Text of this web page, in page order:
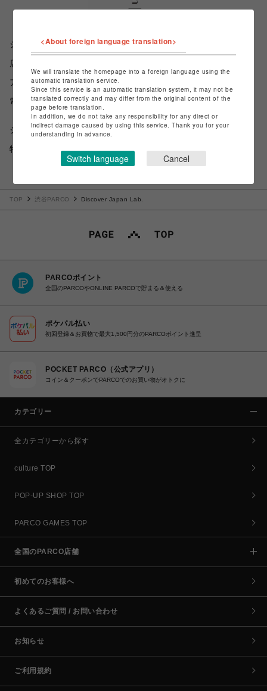
ショップ名
Discover Japan Lab.
店舗名
アクセス
東京都渋谷区宇田川町15-1_1F
電話番号
03-6455-2380
ショップお問い合わせは こちら
特定商取引法など法令に基づく表記はこちら
TOP 渋谷PARCO Discover Japan Lab.
PARCOポイント
全国のPARCOやONLINE PARCOで貯まる＆使える
ポケパル払い
初回登録＆お買物で最大1,500円分のPARCOポイント進呈
POCKET PARCO（公式アプリ）
コイン＆クーポンでPARCOでのお買い物がオトクに
カテゴリー
全カテゴリーから探す
culture TOP
POP-UP SHOP TOP
PARCO GAMES TOP
全国のPARCO店舗
初めてのお客様へ
よくあるご質問 / お問い合わせ
お知らせ
ご利用規約
<About foreign language translation>
We will translate the homepage into a foreign language using the
automatic translation service.
Since this service is an automatic translation system, it may not be
translated correctly and may differ from the original content of the
page before translation.
In addition, we do not take any responsibility for any direct or
indirect damage caused by using this service. Thank you for your
understanding in advance.
Switch language Cancel